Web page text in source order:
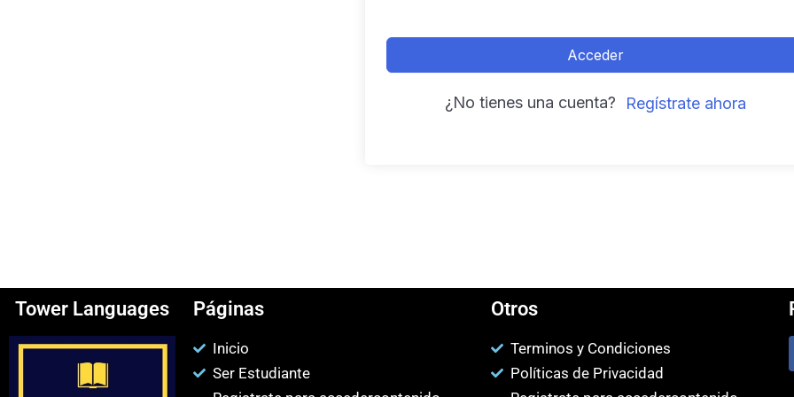
Acceder
¿No tienes una cuenta? Regístrate ahora
Tower Languages Páginas
Inicio
Ser Estudiante
Otros
Terminos y Condiciones
Políticas de Privacidad